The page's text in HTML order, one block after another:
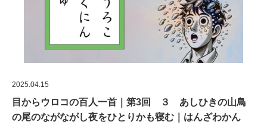
2025.04.15
目からウロコの百人一首｜第3回 ３ あしひきの山鳥
の尾のながながし夜をひとりかも寝む｜はんざわかん